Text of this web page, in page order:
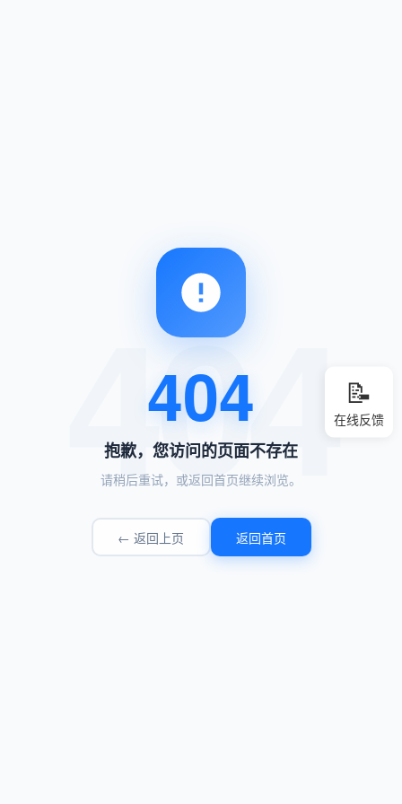
404
抱歉，您访问的页面不存在
请稍后重试，或返回首页继续浏览。
← 返回上页 返回首页
📝
在线反馈